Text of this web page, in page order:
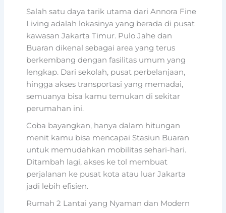
Salah satu daya tarik utama dari Annora Fine
Living adalah lokasinya yang berada di pusat
kawasan Jakarta Timur. Pulo Jahe dan
Buaran dikenal sebagai area yang terus
berkembang dengan fasilitas umum yang
lengkap. Dari sekolah, pusat perbelanjaan,
hingga akses transportasi yang memadai,
semuanya bisa kamu temukan di sekitar
perumahan ini.
Coba bayangkan, hanya dalam hitungan
menit kamu bisa mencapai Stasiun Buaran
untuk memudahkan mobilitas sehari-hari.
Ditambah lagi, akses ke tol membuat
perjalanan ke pusat kota atau luar Jakarta
jadi lebih efisien.
Rumah 2 Lantai yang Nyaman dan Modern